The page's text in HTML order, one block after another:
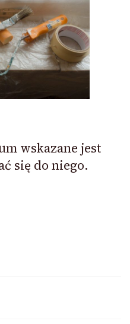
wskazane jest
się do niego.